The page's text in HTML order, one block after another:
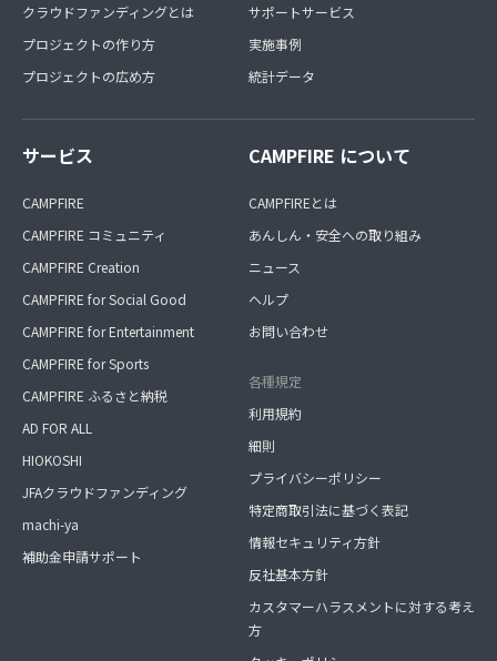
クラウドファンディングとは
プロジェクトの作り方
プロジェクトの広め方
サポートサービス
実施事例
統計データ
サービス
CAMPFIRE
CAMPFIRE コミュニティ
CAMPFIRE Creation
CAMPFIRE for Social Good
CAMPFIRE for Entertainment
CAMPFIRE for Sports
CAMPFIRE ふるさと納税
AD FOR ALL
HIOKOSHI
JFAクラウドファンディング
machi-ya
補助金申請サポート
CAMPFIRE について
CAMPFIREとは
あんしん・安全への取り組み
ニュース
ヘルプ
お問い合わせ
各種規定
利用規約
細則
プライバシーポリシー
特定商取引法に基づく表記
情報セキュリティ方針
反社基本方針
カスタマーハラスメントに対する考え
方